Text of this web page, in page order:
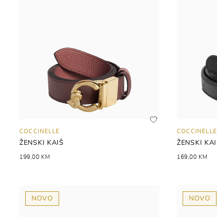
COCCINELLE
ŽENSKI KAIŠ
199,00 KM
COCCINELLE
ŽENSKI
169,00 KM
NOVO NOVO